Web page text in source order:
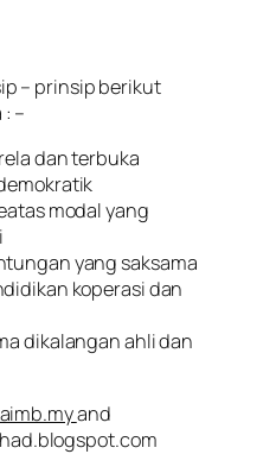
– prinsip berikut
–
dan terbuka
modal yang
yang saksama
koperasi dan
dikalangan ahli dan
and